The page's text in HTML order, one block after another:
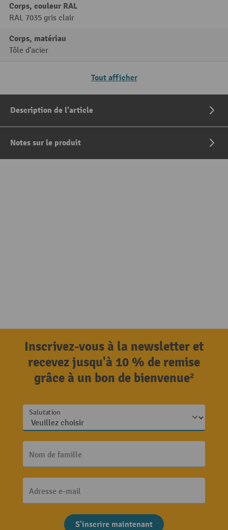
Corps, couleur RAL
RAL 7035 gris clair
Corps, matériau
Tôle d'acier
Tout afficher
Description de l'article
Notes sur le produit
Inscrivez-vous à la newsletter et
recevez jusqu'à 10 % de remise
grâce à un bon de bienvenue²
Salutation
Nom de famille
Adresse e-mail
S'inscrire maintenant